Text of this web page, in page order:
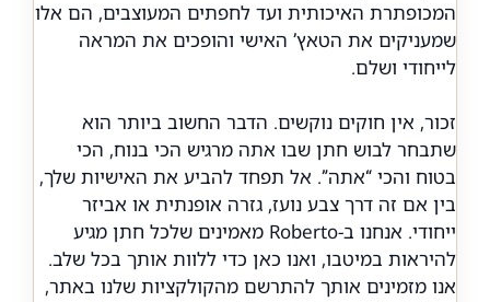
המכופתרת האיכותית ועד לחפתים המעוצבים, הם אלו
שמעניקים את הטאץ’ האישי והופכים את המראה
לייחודי ושלם.
זכור, אין חוקים נוקשים. הדבר החשוב ביותר הוא
שתבחר לבוש חתן שבו אתה מרגיש הכי בנוח, הכי
בטוח והכי “אתה”. אל תפחד להביע את האישיות שלך,
בין אם זה דרך צבע נועז, גזרה אופנתית או אביזר
ייחודי. אנחנו ב-Roberto מאמינים שלכל חתן מגיע
להיראות במיטבו, ואנו כאן כדי ללוות אותך בכל שלב.
אנו מזמינים אותך להתרשם מהקולקציות שלנו באתר,